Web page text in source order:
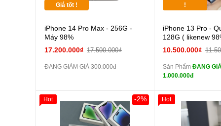
Giá tốt !
iPhone 14 Pro Max - 256G -
Máy 98%
17.200.000₫ 17.500.000₫
ĐANG GIẢM GIÁ 300.000đ
!
màn
tai
iPhone 13 Pro -
128G ( likenew
10.500.000₫
Sản Phẩm ĐANG
1.000.000đ
Giảm 100.000đ
Khách Hàng
-2%
Hot
Giảm 100.000đ
Thân Thiết
Hot